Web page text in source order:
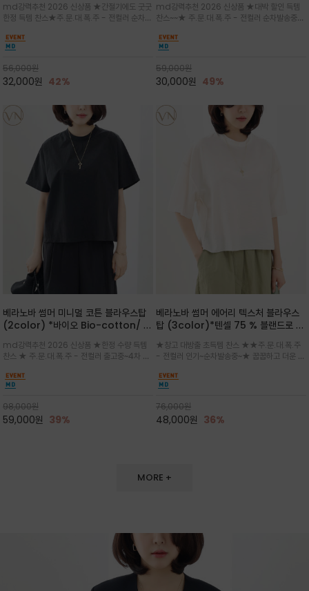
소재
md강력추천 2026 신상품 ★간절기에도 굿굿
한정 득템 찬스★주.문.대.폭.주 - 전컬러 순차발
있는 드롭숄더와 7부 소매가 더해져 팔 라인을
자연스럽게 커버해주는 아이템/얇고 가벼운 터
치감으로 편안
56,000원
32,000원 42%
어도 룩에 감도가 살아나는 베라노바 스
튜디오 티셔츠
md강력추천 2026 신상품 ★대박 할인 득템
찬스~~★ 주.문.대.폭.주 - 전컬러 순차발송중
유 있는 핏과 경쾌한 기장감이 자연스럽게 체형
을 커버/빈티지한 레터링 프린트가 은근한 포인
트가 되어 데님이나 린넨 팬츠와 감
59,000원
30,000원 49%
베라노바 썸머 미니멀 코튼 블라우스탑
(2color) *바이오 Bio-cotton/ 시
럼 편안하지만 블라우스처럼 단정한 무
드가 느껴지는 코튼 블라우스 탑
md강력추천 2026 신상품 ★한정 수량 득템
찬스 ★ 주.문.대.폭.주 - 전컬러 출고중~4차 리
볍게 퍼지는 박시한 실루엣과 크롭 기장이 하체
를 길어 보이게 해주며 와이드 팬츠와 셋업
98,000원
59,000원 39%
베라노바 썸머 에어리 텍스처 블라우스
탑 (3color)*텐셀 75 % 블랜드로 가
래식한 블랙 컬러가 세련된 분위기를 더
하며, 여유로운 세미 루즈핏과 자연스럽
게 떨어지는 실루엣이 편안하면서도 단
정한 인상을 연출
★창고 대방출 초득템 찬스 ★★주.문.대.폭.주
- 전컬러 인기~순차발송중~★ 꿉꿉하고 더운 여
과 시원한 나일론 혼방/ 넥라인과 사이드배색은
코튼으로 편하게~깔끔한 라운드 넥과 드롭 숄더
76,000원
48,000원 36%
MORE +